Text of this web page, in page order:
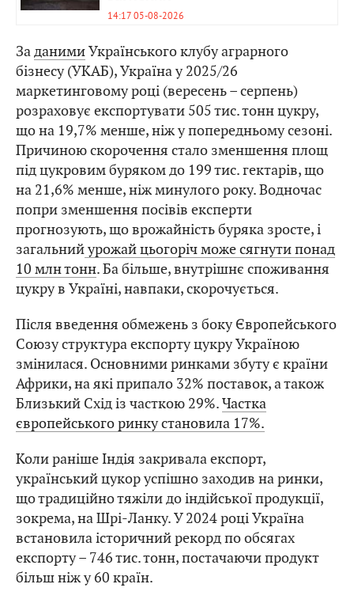
14:17 05-08-2026
ЗаданимиУкраїнського клубу аграрного
бізнесу (УКАБ), Україна у 2025/26
маркетинговому році (вересень – серпень)
розраховує експортувати 505 тис. тонн цукру,
що на 19,7% менше, ніж у попередньому сезоні.
Причиною скорочення стало зменшення площ
під цукровим буряком до 199 тис. гектарів, що
на 21,6% менше, ніж минулого року. Водночас
попри зменшення посівів експерти
прогнозують, що врожайність буряка зросте, і
загальнийурожай цьогоріч може сягнути понад
10 млн тонн. Ба більше, внутрішнє споживання
цукру в Україні, навпаки, скорочується.
Після введення обмежень з боку Європейського
Союзу структура експорту цукру Україною
змінилася. Основними ринками збуту є країни
Африки, на які припало 32% поставок, а також
Близький Схід із часткою 29%.Частка
європейського ринку становила 17%.
Коли раніше Індія закривала експорт,
український цукор успішно заходив на ринки,
що традиційно тяжіли до індійської продукції,
зокрема, на Шрі-Ланку. У 2024 році Україна
встановила історичний рекорд по обсягах
експорту – 746 тис. тонн, постачаючи продукт
більш ніж у 60 країн.